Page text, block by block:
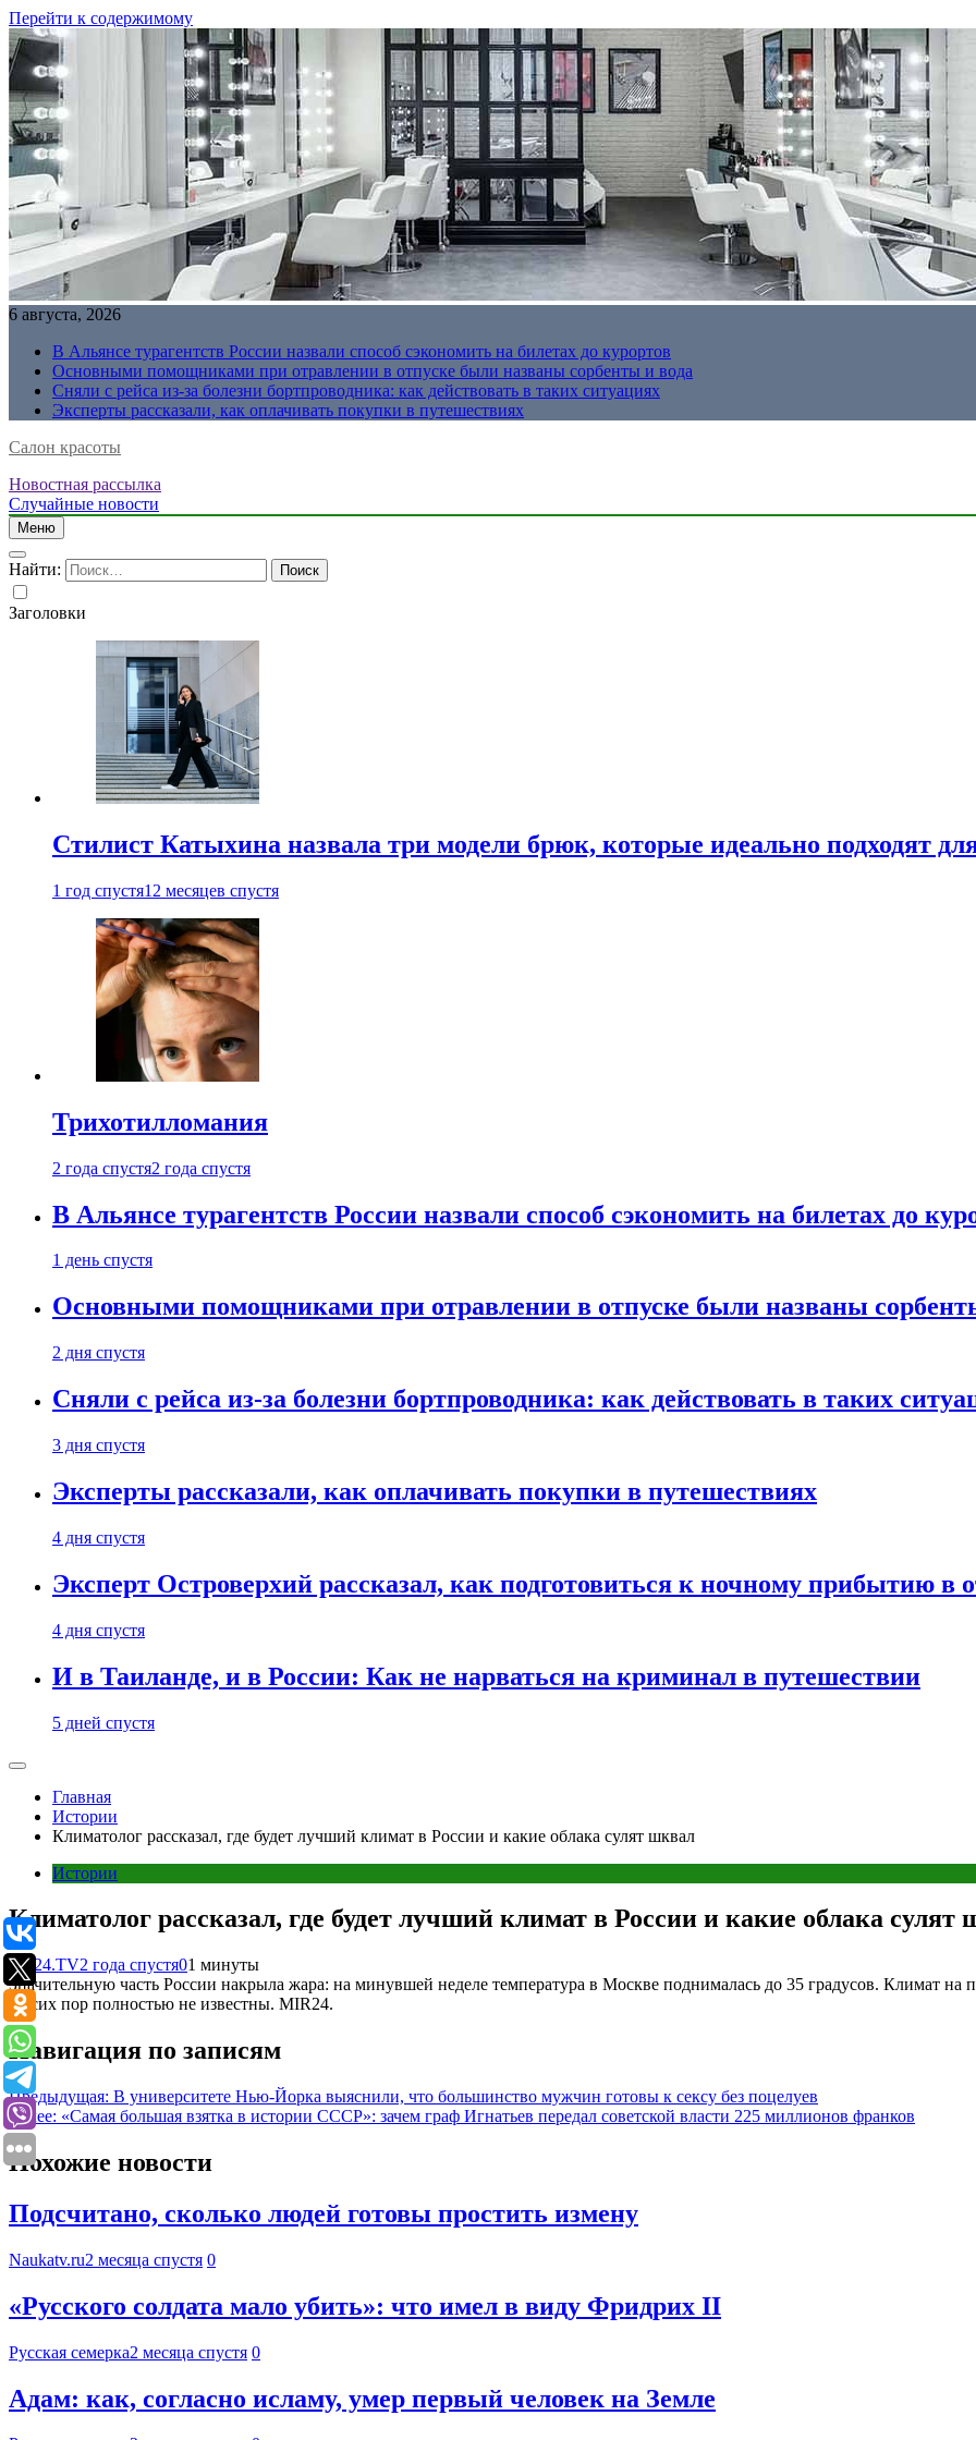
Перейти к содержимому
6 августа, 2026
В Альянсе турагентств России назвали способ сэкономить на билетах до курортов
Основными помощниками при отравлении в отпуске были названы сорбенты и вода
Сняли с рейса из-за болезни бортпроводника: как действовать в таких ситуациях
Эксперты рассказали, как оплачивать покупки в путешествиях
Салон красоты
Новостная рассылка
Случайные новости
Меню
Найти:
Заголовки
Стилист Катыхина назвала три модели брюк, которые идеально подходят
1 год спустя12 месяцев спустя
Трихотилломания
2 года спустя2 года спустя
В Альянсе турагентств России назвали способ сэкономить на билетах до
1 день спустя
Основными помощниками при отравлении в отпуске были названы
2 дня спустя
Сняли с рейса из-за болезни бортпроводника: как действовать в таких
3 дня спустя
Эксперты рассказали, как оплачивать покупки в путешествиях
4 дня спустя
Эксперт Островерхий рассказал, как подготовиться к ночному прибытию в
4 дня спустя
И в Таиланде, и в России: Как не нарваться на криминал в путешествии
5 дней спустя
Главная
Истории
Климатолог рассказал, где будет лучший климат в России и какие облака сулят шквал
Истории
Климатолог рассказал, где будет лучший климат в России и какие облака сулят
Mir24.TV2 года спустя01 минуты
Значительную часть России накрыла жара: на минувшей неделе температура в Москве поднималась до 35 градусов. Климат на
до сих пор полностью не известны. MIR24.
Навигация по записям
Предыдущая: В университете Нью-Йорка выяснили, что большинство мужчин готовы к сексу без поцелуев
Далее: «Самая большая взятка в истории СССР»: зачем граф Игнатьев передал советской власти 225 миллионов франков
Похожие новости
Подсчитано, сколько людей готовы простить измену
Naukatv.ru2 месяца спустя 0
«Русского солдата мало убить»: что имел в виду Фридрих II
Русская семерка2 месяца спустя 0
Адам: как, согласно исламу, умер первый человек на Земле